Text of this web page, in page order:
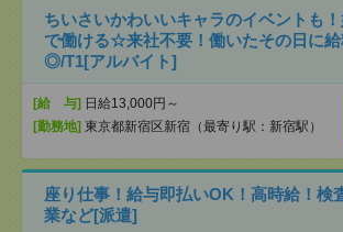
ちいさいかわいいキャラのイベントも
で働ける☆来社不要！働いたその日に
◎/T1[アルバイト]
[給 与] 日給13,000円～
[勤務地] 東京都新宿区新宿（最寄り駅：新宿駅）
座り仕事！給与即払いOK！高時給！検
業など[派遣]